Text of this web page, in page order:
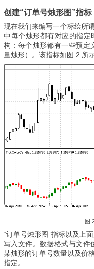
创建“订单号烛形图”指标
现在我们来编写一个标绘所
中每个烛形都有对应的指定
构：每个烛形都有一些预定
量烛形）。该指标如图 2 所
图
“订单号烛形图”指标以及上
写入文件。数据格式与文件
某烛形的订单号数量以及价
指定。